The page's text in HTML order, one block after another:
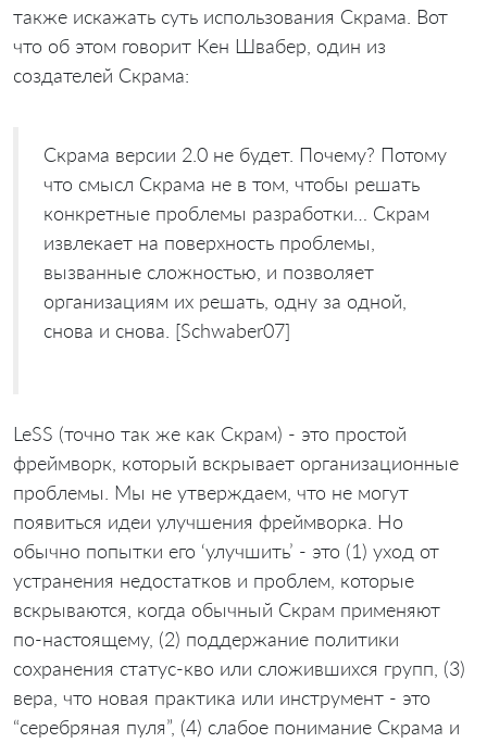
также искажать суть использования Скрама. Вот
что об этом говорит Кен Швабер, один из
создателей Скрама:
Скрама версии 2.0 не будет. Почему? Потому
что смысл Скрама не в том, чтобы решать
конкретные проблемы разработки… Скрам
извлекает на поверхность проблемы,
вызванные сложностью, и позволяет
организациям их решать, одну за одной,
снова и снова. [Schwaber07]
LeSS (точно так же как Скрам) - это простой
фреймворк, который вскрывает организационные
проблемы. Мы не утверждаем, что не могут
появиться идеи улучшения фреймворка. Но
обычно попытки его ‘улучшить’ - это (1) уход от
устранения недостатков и проблем, которые
вскрываются, когда обычный Скрам применяют
по-настоящему, (2) поддержание политики
сохранения статус-кво или сложившихся групп, (3)
вера, что новая практика или инструмент - это
“серебряная пуля”, (4) слабое понимание Скрама и